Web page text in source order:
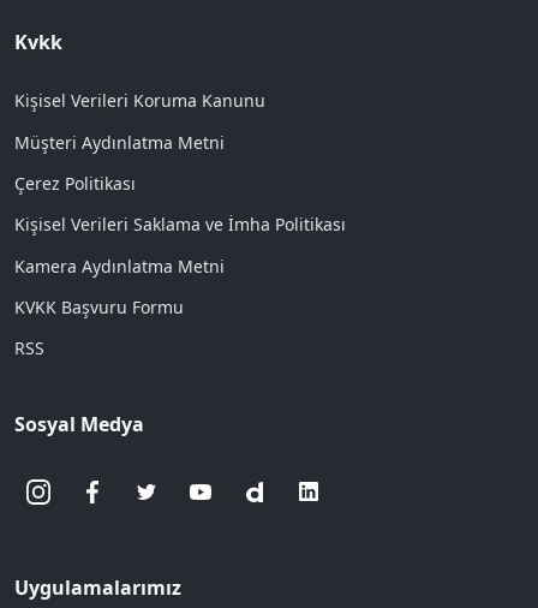
Kvkk
Kişisel Verileri Koruma Kanunu
Müşteri Aydınlatma Metni
Çerez Politikası
Kişisel Verileri Saklama ve İmha Politikası
Kamera Aydınlatma Metni
KVKK Başvuru Formu
RSS
Sosyal Medya
Uygulamalarımız